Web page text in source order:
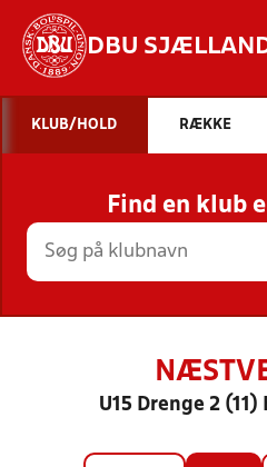
DBU
STILLINGER,
KLUB/HOLD RÆKKE
Find en klub
U15 Drenge 2